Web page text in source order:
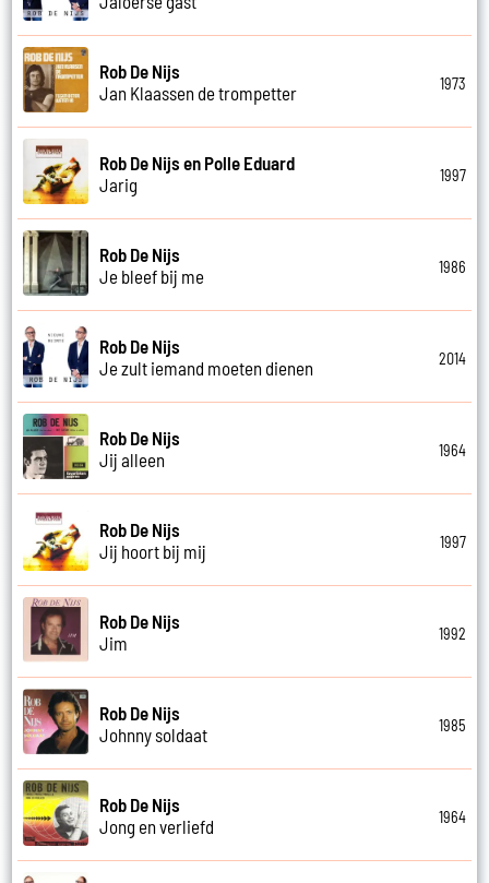
Rob De Nijs
Jan Klaassen de trompetter
1973
Rob De Nijs en Polle Eduard
Jarig
1997
Rob De Nijs
Je bleef bij me
1986
Rob De Nijs
Je zult iemand moeten dienen
2014
Rob De Nijs
Jij alleen
1964
Rob De Nijs
Jij hoort bij mij
1997
Rob De Nijs
Jim
1992
Rob De Nijs
Johnny soldaat
1985
Rob De Nijs
Jong en verliefd
1964